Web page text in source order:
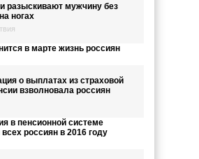
разыскивают мужчину без
ногах
в марте жизнь россиян
о выплатах из страховой
взволновала россиян
в пенсионной системе
всех россиян в 2016 году